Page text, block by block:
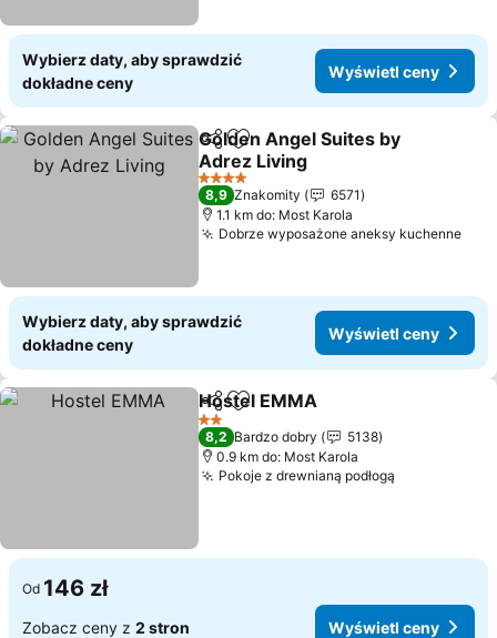
Wybierz daty, aby sprawdzić
dokładne ceny
Wyświetl ceny
Udostępnij
Dodaj do ulubionych
Golden Angel Suites by
Adrez Living
4 Kategoria
8,9 Znakomity
6571
1.1 km do: Most Karola
Dobrze wyposażone aneksy kuchenne
Wybierz daty, aby sprawdzić
dokładne ceny
Wyświetl ceny
Udostępnij
Dodaj do ulubionych
Hostel EMMA
2 Kategoria
8,2 Bardzo dobry
5138
0.9 km do: Most Karola
Pokoje z drewnianą podłogą
Od 146 zł
Zobacz ceny z 2 stron Wyświetl ceny